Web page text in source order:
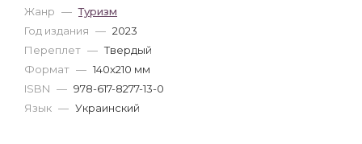
Жанр — Туризм
Год издания — 2023
Переплет — Твердый
Формат — 140x210 мм
ISBN — 978-617-8277-13-0
Язык — Украинский